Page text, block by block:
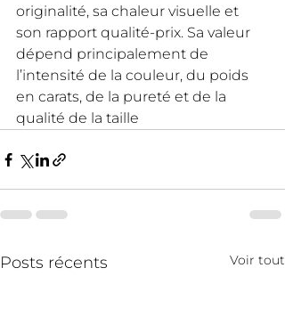
originalité, sa chaleur visuelle et
son rapport qualité-prix. Sa valeur
dépend principalement de
l’intensité de la couleur, du poids
en carats, de la pureté et de la
qualité de la taille
Posts récents Voir tout